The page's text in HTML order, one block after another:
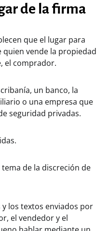
de la firma
que el lugar para
vende la propiedad
el comprador.
un banco, la
o una empresa que
seguridad privadas.
de la discreción de
los textos enviados por
el vendedor y el